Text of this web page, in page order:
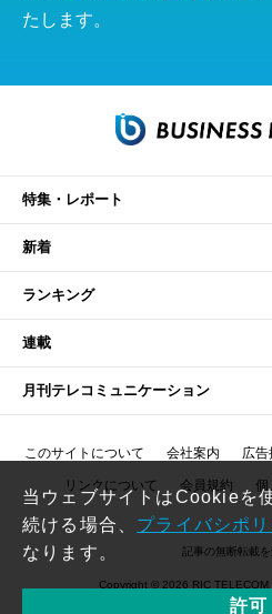
たします。
特集・レポート
新着
ランキング
連載
月刊テレコミュニケーション
このサイトについて 会社案内 広告
リンクについて 会員規約 個
記事の無断転載
Copyright © 2026 RIC TELECOM
当ウェブサイトはCookieを
続ける場合、 プライバシポ
なります。
許可